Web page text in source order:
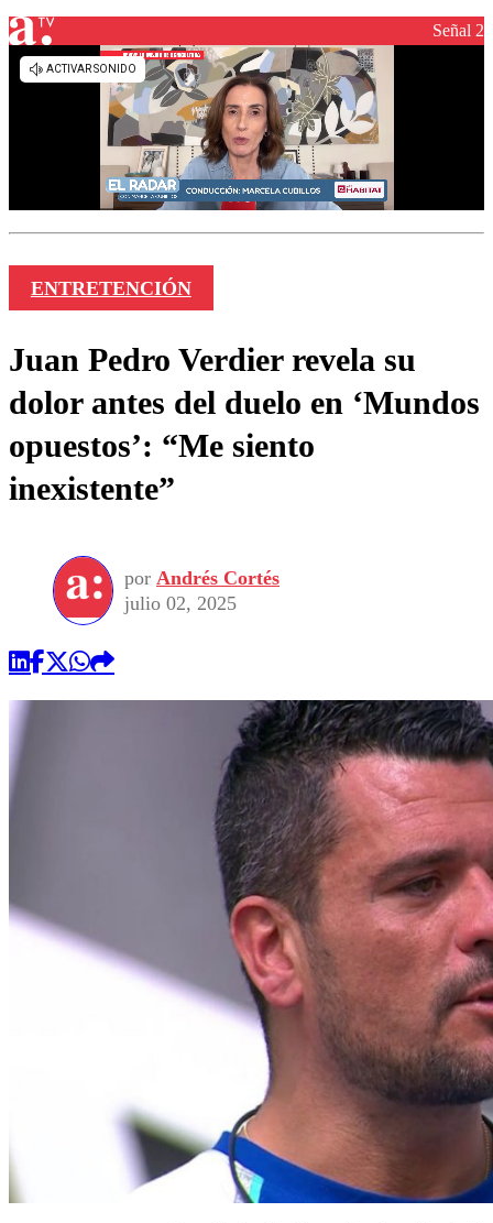
Señal 2
ENTRETENCIÓN
Juan Pedro Verdier revela su
dolor antes del duelo en ‘Mundos
opuestos’: “Me siento
inexistente”
por Andrés Cortés
julio 02, 2025